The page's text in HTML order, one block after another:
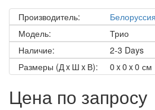
Производитель:
Белоруссия
Модель:
Трио
Наличие:
2-3 Days
Размеры (Д x Ш x В):
0 x 0 x 0 см
Цена по запросу